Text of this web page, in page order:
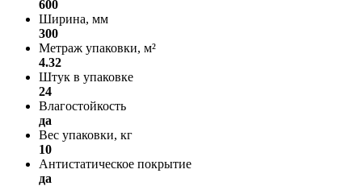
600
Ширина, мм
300
Метраж упаковки, м²
4.32
Штук в упаковке
24
Влагостойкость
да
Вес упаковки, кг
10
Антистатическое покрытие
да